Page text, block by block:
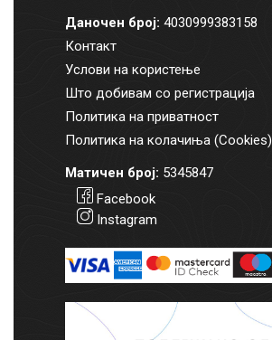
Даночен број: 4030999383158
Контакт
Услови на користење
Што добивам со регистрација
Политика на приватност
Политика на колачиња (Cookies)
Матичен број: 5345847
Facebook
Instagram